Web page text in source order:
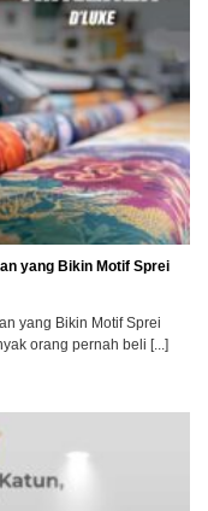
yang Bikin Motif Sprei
yang Bikin Motif Sprei
orang pernah beli [...]